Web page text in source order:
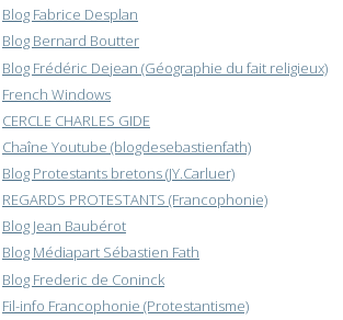
Blog Fabrice Desplan
Blog Bernard Boutter
Blog Frédéric Dejean (Géographie du fait religieux)
French Windows
CERCLE CHARLES GIDE
Chaîne Youtube (blogdesebastienfath)
Blog Protestants bretons (JY.Carluer)
REGARDS PROTESTANTS (Francophonie)
Blog Jean Baubérot
Blog Médiapart Sébastien Fath
Blog Frederic de Coninck
Fil-info Francophonie (Protestantisme)